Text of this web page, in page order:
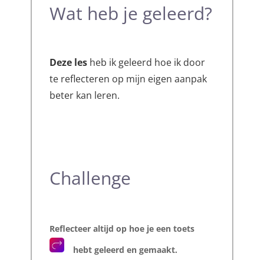
Wat heb je geleerd?
Deze les heb ik geleerd hoe ik door
te reflecteren op mijn eigen aanpak
beter kan leren.
Challenge
Reflecteer altijd op hoe je een toets
hebt geleerd en gemaakt.